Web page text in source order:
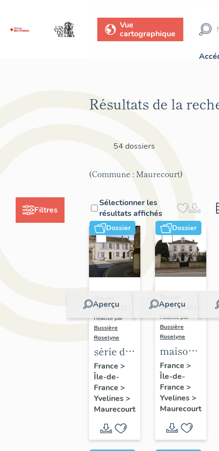
Vue
cartographique
Filtres
Résultats de la
54 dossiers
(Commune : Maurecourt)
Sélectionner les
résultats affichés
Dossier
Aperçu
IA78002112 |
Réalisé par
Bussière
Roselyne
série de
2
maisons,
3, 3bis
rue
Maurice-
Berteaux
France >
Île-de-
France >
Yvelines>
Maurecourt
Dossier
Aperçu
IA78002126 |
Réalisé par
Bussière
Roselyne
maison,
13 rue
du
Général-
de-
Gaulle
France >
Île-de-
France >
Yvelines>
Maurecourt